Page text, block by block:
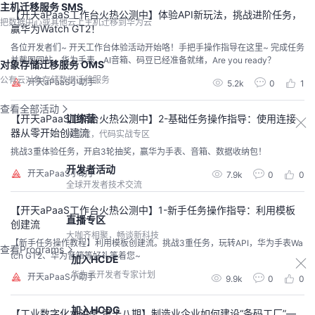
主机迁移服务 SMS
把数据中心或其他云上主机迁移到华为云
对象存储迁移服务 OMS
公有云对象存储数据迁移服务
查看全部活动
训练营
AI提效，代码实战专区
开发者活动
全球开发者技术交流
直播专区
大咖齐相聚，畅谈新科技
查看Programs
加入HCDE
华为云开发者专家计划
加入HCDG
【开天aPaaS工作台火热公测中】体验API新玩法，挑战进阶任务，
赢华为Watch GT2！
各位开发者们~ 开天工作台体验活动开始咯！手把手操作指导在这里~ 完成任务
并截图回帖，华为手表、AI音箱、码豆已经准备就绪，Are you ready？
开天aPaaS小助手 5.2k 0 1
【开天aPaaS工作台火热公测中】2-基础任务操作指导：使用连接
器从零开始创建流
挑战3重体验任务，开启3轮抽奖，赢华为手表、音箱、数据收纳包！
开天aPaaS小助手 7.9k 0 0
【开天aPaaS工作台火热公测中】1-新手任务操作指导：利用模板
创建流
【新手任务操作教程】利用模板创建流。挑战3重任务，玩转API，华为手表Wa
tch GT2、华为音箱等好礼等着您~
开天aPaaS小助手 9.9k 0 0